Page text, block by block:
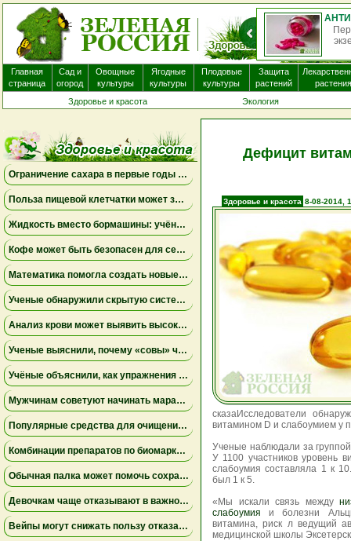
Главная
страница
Сад и
огород
Овощные
культуры
Ягодные
культуры
Плодовые
культуры
Защита
растений
растения
Здоровье и красота
Экология
Ограничение сахара в первые годы жизни может снизить риск болезни Альцгеймера
Польза пищевой клетчатки может зависеть от конкретных бактерий в кишечнике
Жидкость вместо бормашины: учёные подтвердили эффективность нового метода лечения детского кариеса
Кофе может быть безопасен для сердца, а энергетики — повышать риск аритмии
Математика помогла создать новые биомаркеры для прогнозирования рака молочной железы
Ученые обнаружили скрытую систему очистки в задней части глаза
Анализ крови может выявить высокий риск болезни Альцгеймера за десять лет до появления симптомов
Ученые выяснили, почему «совы» чаще набирают жир в области живота
Учёные объяснили, как упражнения замедляют старение мышц
Мужчинам советуют начинать марафон медленнее
Популярные средства для очищения слизи не помогли пациентам на ИВЛ и могут повышать риск осложнений
Комбинации препаратов по биомаркерам помогли уменьшить устойчивую к лечению меланому
Обычная палка может помочь сохранить равновесие
Девочкам чаще отказывают в важной защите после рождения
Вейпы могут снижать пользу отказа от сигарет
Дефицит
Здоровье и красота 8-08-2014,
сказаИсследователи
витамином D и слабоумием у
Ученые наблюдали за
У 1100 участников уровень
слабоумия составляла 1 к
был 1 к 5.
«Мы искали связь между
слабоумия и болезни
витамина, риск л ведущий
медицинской школы